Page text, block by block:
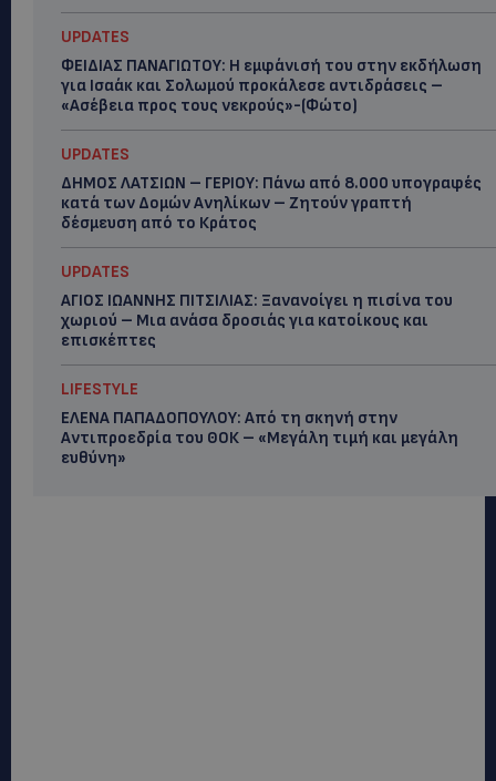
UPDATES
ΦΕΙΔΙΑΣ ΠΑΝΑΓΙΩΤΟΥ: Η εμφάνισή του στην εκδήλωση
για Ισαάκ και Σολωμού προκάλεσε αντιδράσεις –
«Ασέβεια προς τους νεκρούς»-(Φώτο)
UPDATES
ΔΗΜΟΣ ΛΑΤΣΙΩΝ – ΓΕΡΙΟΥ: Πάνω από 8.000 υπογραφές
κατά των Δομών Ανηλίκων – Ζητούν γραπτή
δέσμευση από το Κράτος
UPDATES
ΑΓΙΟΣ ΙΩΑΝΝΗΣ ΠΙΤΣΙΛΙΑΣ: Ξανανοίγει η πισίνα του
χωριού – Μια ανάσα δροσιάς για κατοίκους και
επισκέπτες
LIFESTYLE
ΕΛΕΝΑ ΠΑΠΑΔΟΠΟΥΛΟΥ: Από τη σκηνή στην
Αντιπροεδρία του ΘΟΚ – «Μεγάλη τιμή και μεγάλη
ευθύνη»